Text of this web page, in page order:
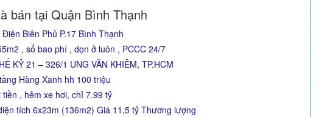
bán tại Quận Bình Thạnh
Biên Phủ P.17 Bình Thạnh
, sổ bao phí , dọn ở luôn , PCCC 24/7
KỶ 21 – 326/1 UNG VĂN KHIÊM, TP.HCM
Hàng Xanh hh 100 triệu
, hẻm xe hơi, chỉ 7.99 tỷ
tích 6x23m (136m2) Giá 11,5 tỷ Thương lượng